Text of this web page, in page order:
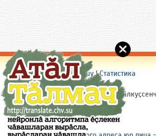
Сайт пирки| Пулӑшу|Статистика
(c) 2005-2026 Chuvash.Org
Сайтри материалсене (ытти
ярӑр: site(a)chuvash.org